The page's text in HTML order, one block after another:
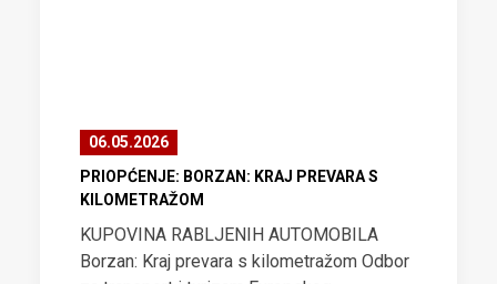
06.05.2026
PRIOPĆENJE: BORZAN: KRAJ PREVARA S
KILOMETRAŽOM
KUPOVINA RABLJENIH AUTOMOBILA
Borzan: Kraj prevara s kilometražom Odbor